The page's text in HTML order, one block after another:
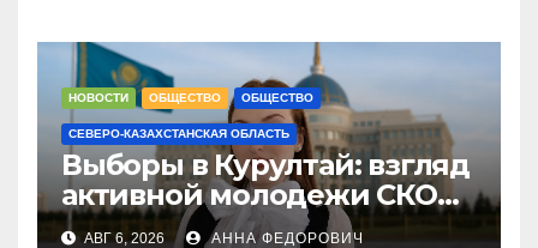
НОВОСТИ ОБЩЕСТВО ОБЩЕСТВО
СЕВЕРО-КАЗАХСТАНСКАЯ ОБЛАСТЬ
Выборы в Курултай: взгляд
активной молодежи СКО
на будущее страны
АВГ 6, 2026 АННА ФЕДОРОВИЧ